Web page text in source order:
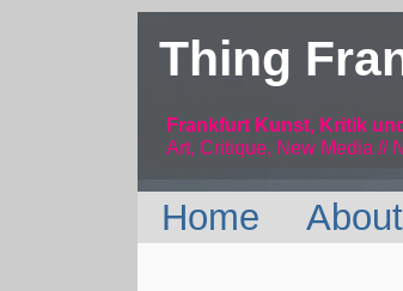
Thing
Frankfurt Kunst, Kritik
Art, Critique, New Media //
Home About